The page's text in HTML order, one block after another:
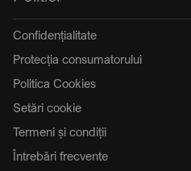
Confidențialitate
Protecția consumatorului
Politica Cookies
Setări cookie
Termeni și condiții
Întrebări frecvente